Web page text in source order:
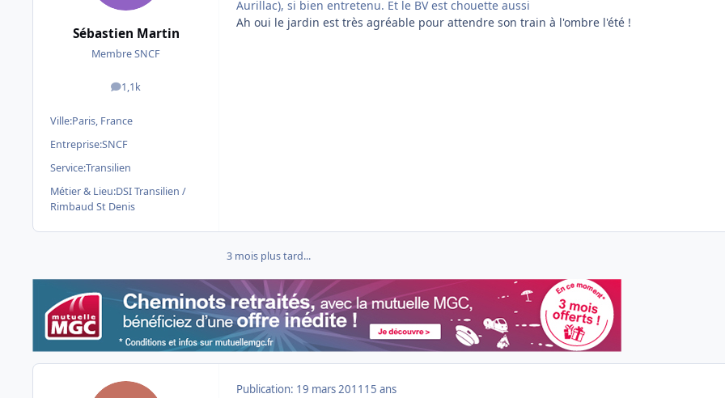
Sébastien Martin
Membre SNCF
1,1k
messages
Ville:Paris, France
Entreprise:SNCF
Service:Transilien
Métier & Lieu:DSI Transilien /
Rimbaud St Denis
Aurillac), si bien entretenu. Et le BV est chouette aussi
Ah oui le jardin est très agréable pour attendre son train à l'ombre l'été !
3 mois plus tard...
Publication: 19 mars 2011 15 ans